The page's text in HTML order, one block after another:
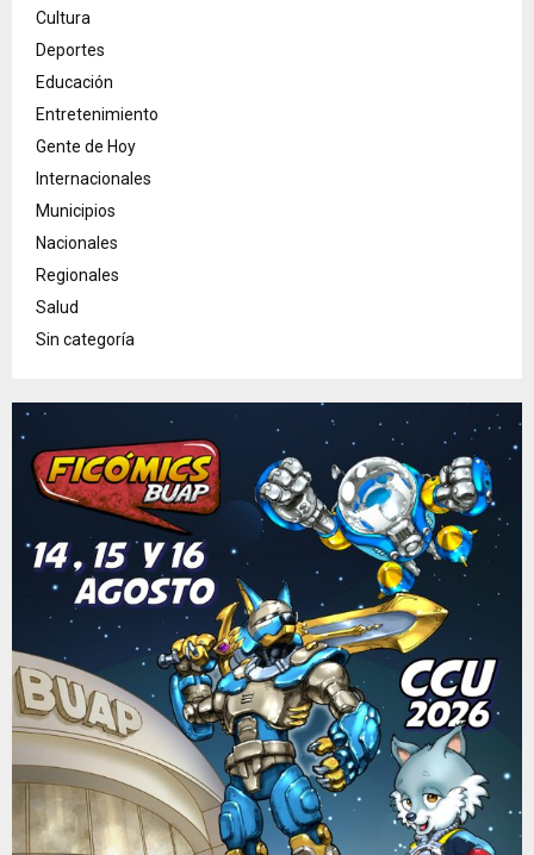
Cultura
Deportes
Educación
Entretenimiento
Gente de Hoy
Internacionales
Municipios
Nacionales
Regionales
Salud
Sin categoría